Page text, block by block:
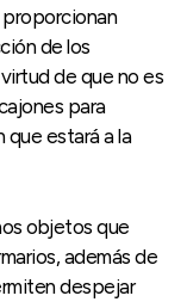
de los
de que no es
para
que estará a la
objetos que
además de
despejar